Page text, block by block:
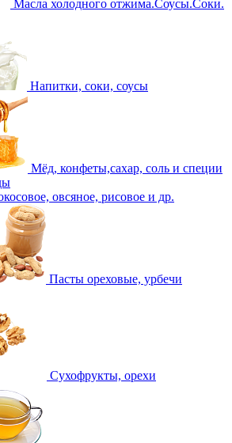
Масла холодного отжима.Соусы.Соки.
Напитки, соки, соусы
Мёд, конфеты,сахар, соль и специи
овсяное, рисовое и др.
Пасты ореховые, урбечи
Сухофрукты, орехи